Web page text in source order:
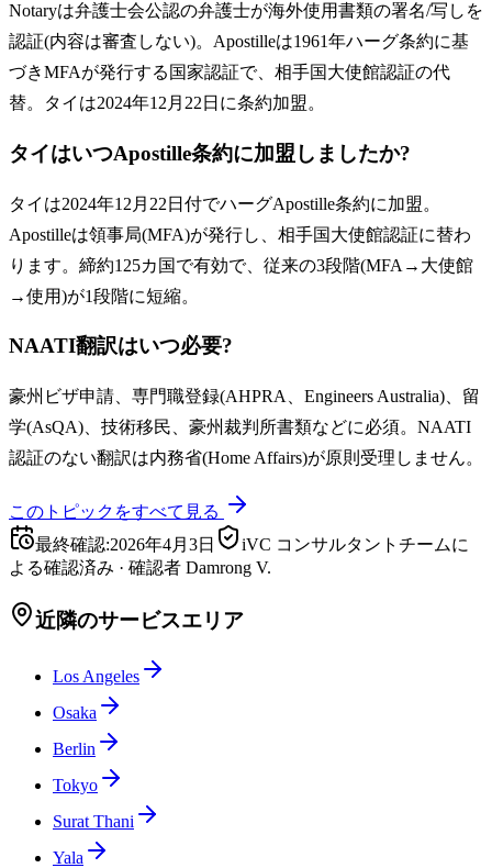
Notaryは弁護士会公認の弁護士が海外使用書類の署名/写しを
認証(内容は審査しない)。Apostilleは1961年ハーグ条約に基
づきMFAが発行する国家認証で、相手国大使館認証の代
替。タイは2024年12月22日に条約加盟。
タイはいつApostille条約に加盟しましたか?
タイは2024年12月22日付でハーグApostille条約に加盟。
Apostilleは領事局(MFA)が発行し、相手国大使館認証に替わ
ります。締約125カ国で有効で、従来の3段階(MFA→大使館
→使用)が1段階に短縮。
NAATI翻訳はいつ必要?
豪州ビザ申請、専門職登録(AHPRA、Engineers Australia)、留
学(AsQA)、技術移民、豪州裁判所書類などに必須。NAATI
認証のない翻訳は内務省(Home Affairs)が原則受理しません。
このトピックをすべて見る
最終確認:2026年4月3日
iVC コンサルタントチームに
よる確認済み · 確認者 Damrong V.
近隣のサービスエリア
Los Angeles
Osaka
Berlin
Tokyo
Surat Thani
Yala